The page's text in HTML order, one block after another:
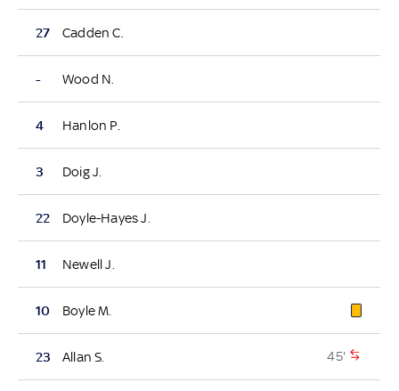
27 Cadden C.
- Wood N.
4 Hanlon P.
3 Doig J.
22 Doyle-Hayes J.
11 Newell J.
10 Boyle M.
23 Allan S. 45'